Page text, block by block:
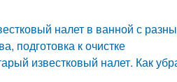
налет в ванной с
подготовка к очистке
известковый налет. Как